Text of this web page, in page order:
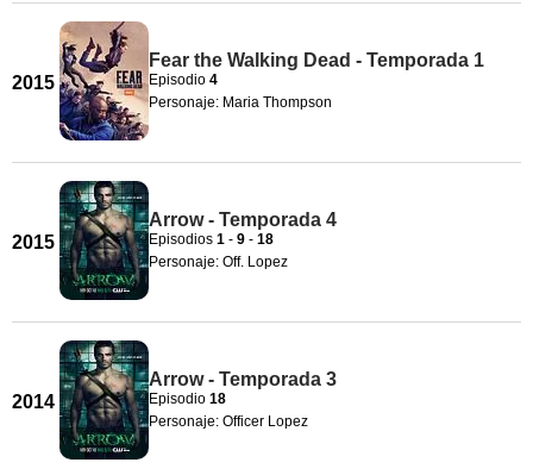
2015
Fear the Walking Dead - Temporada 1
Episodio 4
Personaje: Maria Thompson
2015
Arrow - Temporada 4
Episodios 1 - 9 - 18
Personaje: Off. Lopez
2014
Arrow - Temporada 3
Episodio 18
Personaje: Officer Lopez